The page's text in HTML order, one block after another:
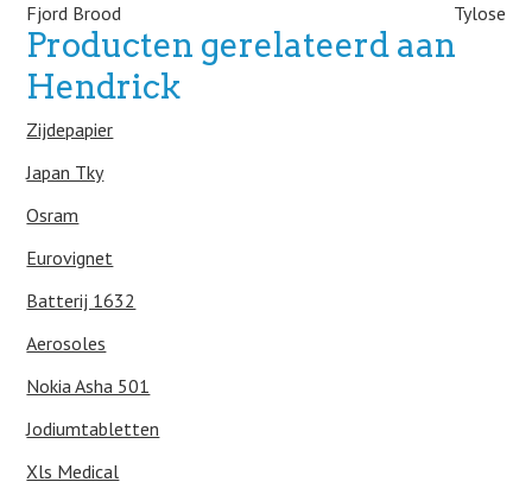
Post navigation
Fjord Brood Tylose
Producten gerelateerd aan
Hendrick
Zijdepapier
Japan Tky
Osram
Eurovignet
Batterij 1632
Aerosoles
Nokia Asha 501
Jodiumtabletten
Xls Medical